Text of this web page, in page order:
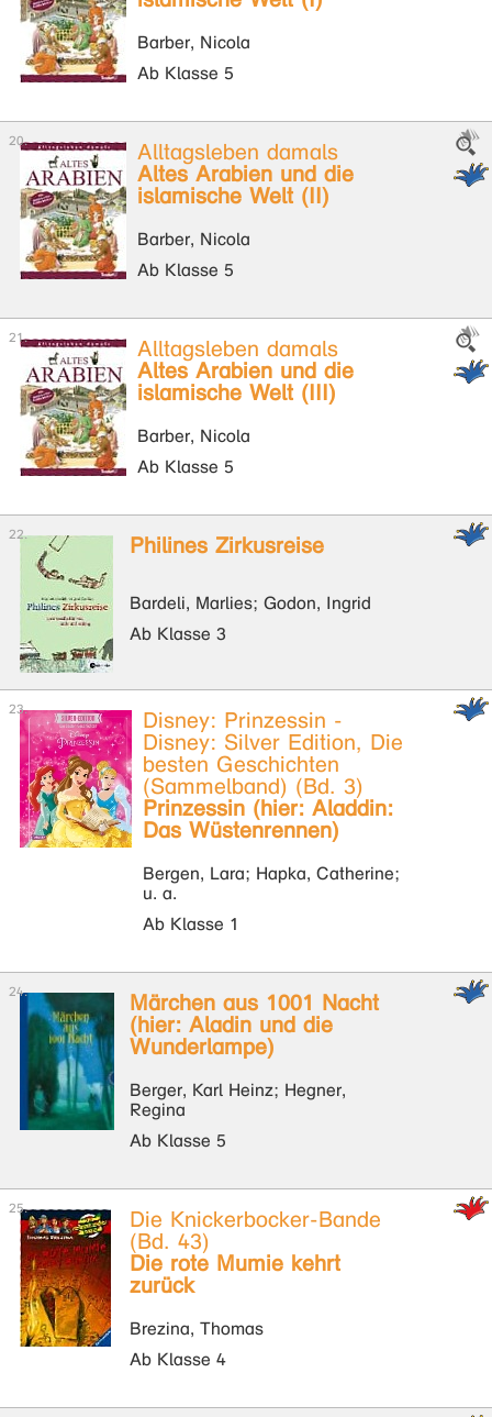
Barber, Nicola
Ab Klasse 5
Alltagsleben damals
Altes Arabien und die
islamische Welt (II)
Barber, Nicola
Ab Klasse 5
Alltagsleben damals
Altes Arabien und die
islamische Welt (III)
Barber, Nicola
Ab Klasse 5
Philines Zirkusreise
Bardeli, Marlies; Godon, Ingrid
Ab Klasse 3
Disney: Prinzessin -
Disney: Silver Edition, Die
besten Geschichten
(Sammelband) (Bd. 3)
Prinzessin (hier: Aladdin:
Das Wüstenrennen)
Bergen, Lara; Hapka, Catherine;
u. a.
Ab Klasse 1
Märchen aus 1001 Nacht
(hier: Aladin und die
Wunderlampe)
Berger, Karl Heinz; Hegner,
Regina
Ab Klasse 5
Die Knickerbocker-Bande
(Bd. 43)
Die rote Mumie kehrt
zurück
Brezina, Thomas
Ab Klasse 4